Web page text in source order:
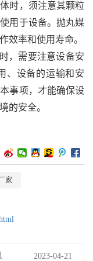
时，须注意其颗粒
用于设备。抛丸媒
效率和使用寿命。
，需要注意设备安
、设备的运输和安
事项，才能确保设
的安全。
家
2023-04-21